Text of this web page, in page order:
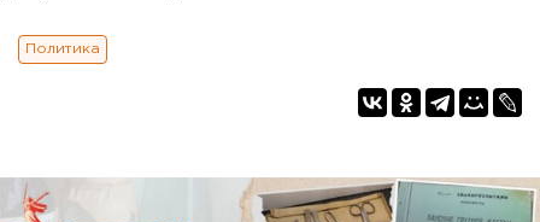
Политика